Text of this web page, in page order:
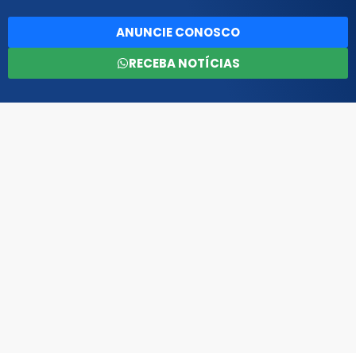
ANUNCIE CONOSCO
RECEBA NOTÍCIAS